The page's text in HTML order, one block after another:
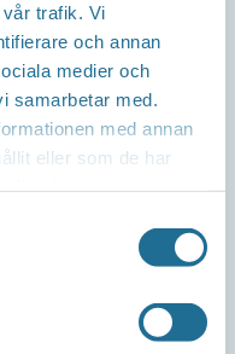
trafik. Vi
och annan
medier och
samarbetar med.
med annan
eller som de har
-11:00